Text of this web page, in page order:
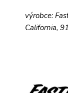
výrobce:
California,